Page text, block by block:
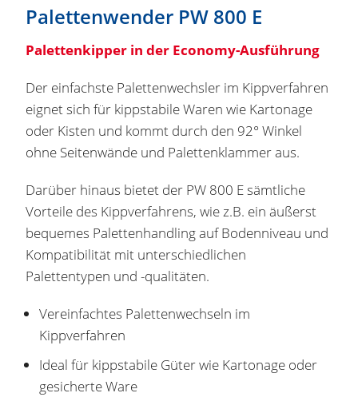
Palettenwender PW 800 E
Palettenkipper in der Economy-Ausführung
Der einfachste Palettenwechsler im Kippverfahren
eignet sich für kippstabile Waren wie Kartonage
oder Kisten und kommt durch den 92° Winkel
ohne Seitenwände und Palettenklammer aus.
Darüber hinaus bietet der PW 800 E sämtliche
Vorteile des Kippverfahrens, wie z.B. ein äußerst
bequemes Palettenhandling auf Bodenniveau und
Kompatibilität mit unterschiedlichen
Palettentypen und -qualitäten.
Vereinfachtes Palettenwechseln im
Kippverfahren
Ideal für kippstabile Güter wie Kartonage oder
gesicherte Ware